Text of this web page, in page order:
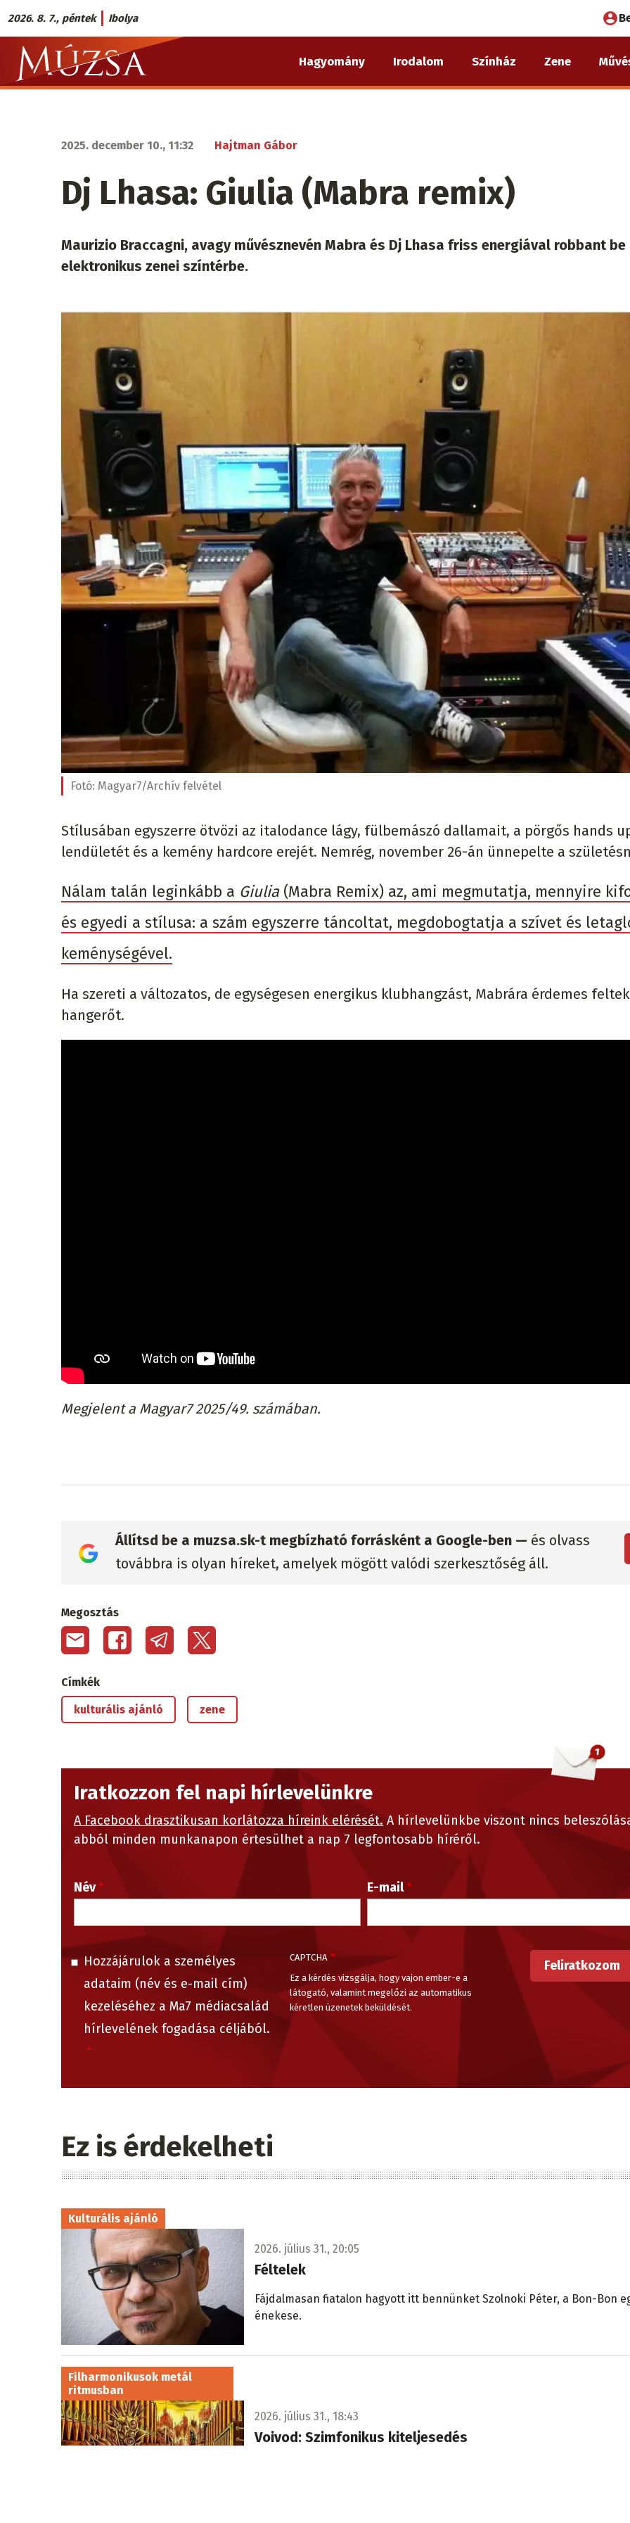
Ugrás
a
tartalomra
2026. 8. 7., péntek Ibolya
Múzsa.sk
fő
Hagyomány Irodalom Színház Zene
2025. december 10., 11:32 Hajtman Gábor
Dj Lhasa: Giulia (Mabra remix)
Maurizio Braccagni, avagy művésznevén Mabra és Dj Lhasa friss energiával robbant be
elektronikus zenei színtérbe.
Fotó: Magyar7/Archív felvétel
Stílusában egyszerre ötvözi az italodance lágy, fülbemászó dallamait, a pörgős hands
lendületét és a kemény hardcore erejét. Nemrég, november 26-án ünnepelte a
Nálam talán leginkább a Giulia (Mabra Remix) az, ami megmutatja, mennyire
és egyedi a stílusa: a szám egyszerre táncoltat, megdobogtatja a szívet és
keménységével.
Ha szereti a változatos, de egységesen energikus klubhangzást, Mabrára érdemes
hangerőt.
Megjelent a Magyar7 2025/49. számában.
Állítsd be a muzsa.sk-t megbízható forrásként a Google-ben — és olvass
továbbra is olyan híreket, amelyek mögött valódi szerkesztőség áll.
Megosztás
Címkék
kulturális ajánló zene
Iratkozzon fel napi hírlevelünkre
A Facebook drasztikusan korlátozza híreink elérését. A hírlevelünkbe viszont nincs
abból minden munkanapon értesülhet a nap 7 legfontosabb híréről.
Név E-mail
Hozzájárulok a személyes
adataim (név és e-mail cím)
kezeléséhez a Ma7 médiacsalád
hírlevelének fogadása céljából.
CAPTCHA
Ez a kérdés vizsgálja, hogy vajon ember-e a
látogató, valamint megelőzi az automatikus
kéretlen üzenetek beküldését.
Ez is érdekelheti
Kulturális ajánló
2026. július 31., 20:05
Féltelek
Fájdalmasan fiatalon hagyott itt bennünket Szolnoki Péter, a Bon-Bon
énekese.
Filharmonikusok metál
ritmusban
2026. július 31., 18:43
Voivod: Szimfonikus kiteljesedés